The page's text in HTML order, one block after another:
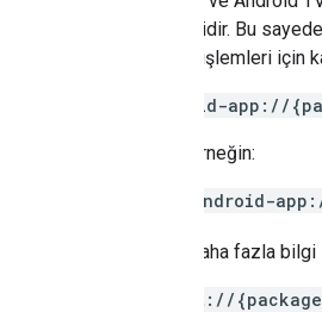
edilmelidir. Bu
medya işlemleri için
android-app://
Örneğin:
android-
Daha fazla
intent://